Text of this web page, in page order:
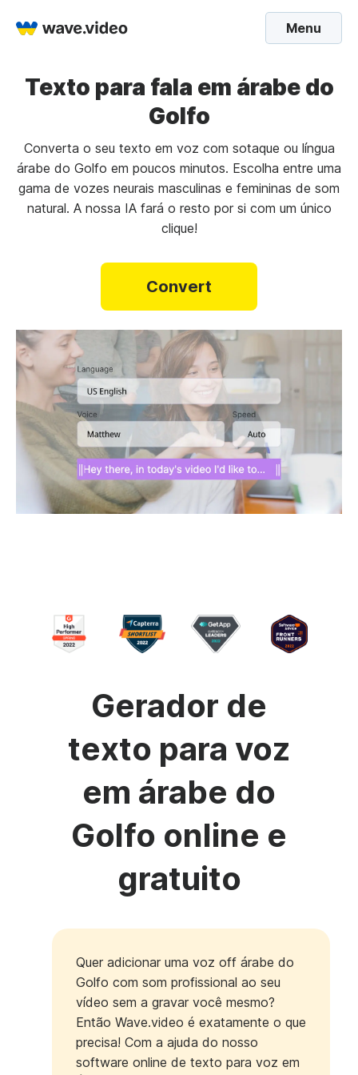
Menu
Texto para fala em árabe do
Golfo
Converta o seu texto em voz com sotaque ou língua
árabe do Golfo em poucos minutos. Escolha entre uma
gama de vozes neurais masculinas e femininas de som
natural. A nossa IA fará o resto por si com um único
clique!
Convert
Gerador de
texto para voz
em árabe do
Golfo online e
gratuito
Quer adicionar uma voz off árabe do
Golfo com som profissional ao seu
vídeo sem a gravar você mesmo?
Então Wave.video é exatamente o que
precisa! Com a ajuda do nosso
software online de texto para voz em